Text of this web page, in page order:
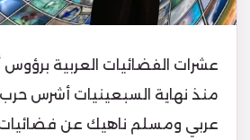
عشرات الفضائيات العربية
منذ نهاية السبعينيات أشرس
عربي ومسلم ناهيك عن فضائيات